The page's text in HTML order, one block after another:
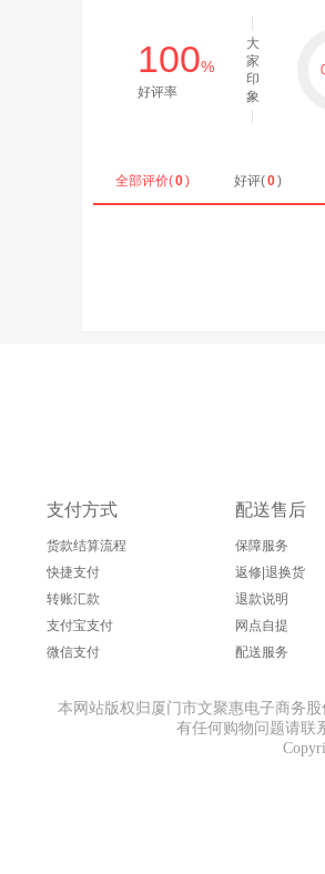
100%
好评率
大
家
印
象
全部评价(0) 好评(0)
支付方式
货款结算流程
快捷支付
转账汇款
支付宝支付
微信支付
配送售后
保障服务
返修|退换货
退款说明
网点自提
配送服务
本网站版权归厦门市文聚惠电子商务股
有任何购物问题请联